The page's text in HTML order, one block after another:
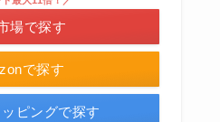
で探す
場で探す
ピングで探す